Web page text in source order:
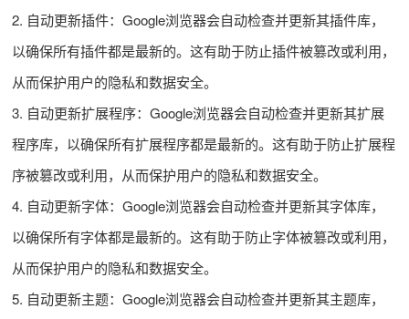
2. 自动更新插件：Google浏览器会自动检查并更新其插件库，
以确保所有插件都是最新的。这有助于防止插件被篡改或利用，
从而保护用户的隐私和数据安全。
3. 自动更新扩展程序：Google浏览器会自动检查并更新其扩展
程序库，以确保所有扩展程序都是最新的。这有助于防止扩展程
序被篡改或利用，从而保护用户的隐私和数据安全。
4. 自动更新字体：Google浏览器会自动检查并更新其字体库，
以确保所有字体都是最新的。这有助于防止字体被篡改或利用，
从而保护用户的隐私和数据安全。
5. 自动更新主题：Google浏览器会自动检查并更新其主题库，